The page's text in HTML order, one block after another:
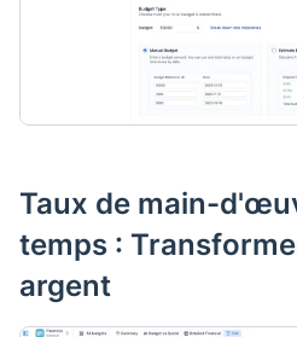
Taux de main-
temps :
argent